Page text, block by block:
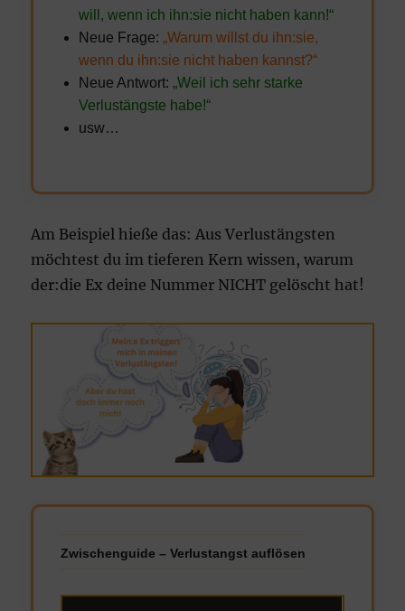
will, wenn ich ihn:sie nicht haben kann!“
Neue Frage:„Warum willst du ihn:sie,
wenn du ihn:sie nicht haben kannst?“
Neue Antwort:„Weil ich sehr starke
Verlustängste habe!“
usw…
Am Beispiel hieße das: Aus Verlustängsten
möchtest du im tieferen Kern wissen, warum
der:die Ex deine Nummer NICHT gelöscht hat!
Zwischenguide – Verlustangst auflösen